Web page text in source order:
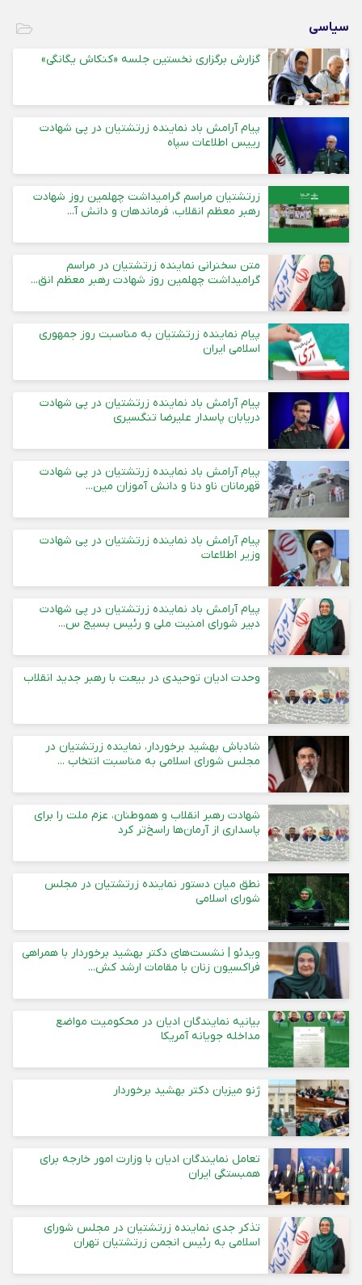
سیاسی
گزارش برگزاری نخستین جلسه «کنکاش یگانگی»
پیام آرامش باد نماینده زرتشتیان در پی شهادت
رییس اطلاعات سپاه
زرتشتیان مراسم گرامیداشت چهلمین روز شهادت
رهبر معظم انقلاب، فرماندهان و دانش آ...
متن سخنرانی نماینده زرتشتیان در مراسم
گرامیداشت چهلمین روز شهادت رهبر معظم انق...
پیام نماینده زرتشتیان به مناسبت روز جمهوری
اسلامی ایران
پیام‌ آرامش باد نماینده زرتشتیان در پی شهادت
دریابان پاسدار علیرضا تنگسیری
پیام آرامش باد نماینده زرتشتیان در پی شهادت
قهرمانان ناو دنا و دانش آموزان مین...
پیام آرامش باد نماینده زرتشتیان در پی شهادت
وزیر اطلاعات
پیام آرامش باد نماینده زرتشتیان در پی شهادت
دبیر شورای امنیت ملی و رئیس بسیج س...
وحدت ادیان توحیدی در بیعت با رهبر جدید انقلاب
شادباش بهشید برخوردار، نماینده زرتشتیان در
مجلس شورای اسلامی به مناسبت انتخاب ...
شهادت رهبر انقلاب و هموطنان، عزم ملت را برای
پاسداری از آرمان‌ها راسخ‌تر کرد
نطق میان دستور نماینده زرتشتیان در مجلس
شورای اسلامی
ویدئو | نشست‌های دکتر بهشید برخوردار با همراهی
فراکسیون زنان با مقامات ارشد کش...
بیانیه نمایندگان ادیان در محکومیت مواضع
مداخله جویانه آمریکا
ژنو میزبان دکتر بهشید برخوردار
تعامل نمایندگان ادیان با وزارت امور خارجه برای
همبستگی ایران
تذکر جدی نماینده زرتشتیان در مجلس شورای
اسلامی به رئیس انجمن زرتشتیان تهران